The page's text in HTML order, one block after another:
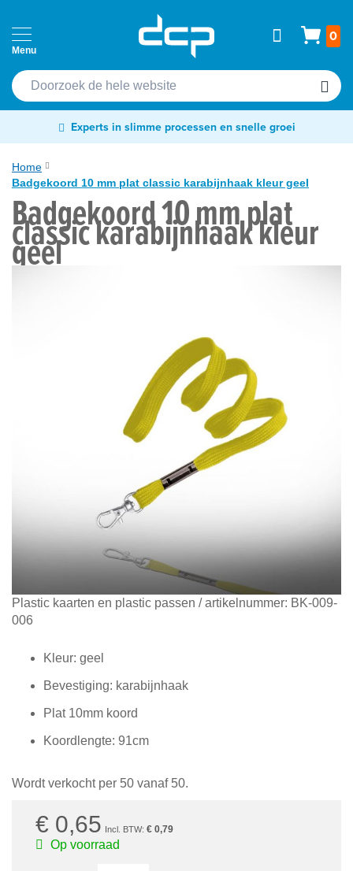
naar
de
inhoud
0
Passen
Cardprinters
Labelprinters
Readers
&
scanners
Experts in slimme processen en snelle groei
Home
Badgekoord 10 mm plat classic karabijnhaak kleur geel
Plastic kaarten en plastic passen / artikelnummer: BK-009-
006
Kleur: geel
Bevestiging: karabijnhaak
Plat 10mm koord
Koordlengte: 91cm
Wordt verkocht per 50 vanaf 50.
€ 0,65 € 0,79
Op voorraad
Ga
naar
het
einde
Badgekoord 10 mm plat
classic karabijnhaak kleur
geel
Ga
naar
begin
afbeeldingen-